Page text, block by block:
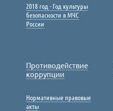
2018 год - Год культуры
безопасности в МЧС
России
Противодействие
коррупции
Нормативные правовые
акты